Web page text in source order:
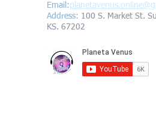
Email:planetavenus.online
Address: 100 S. Market St.
KS. 67202